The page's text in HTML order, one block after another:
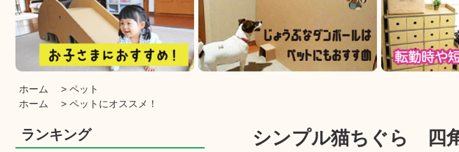
ホーム > ペット
ホーム
> ペットにオススメ！
ランキング シンプル猫ちぐら 四